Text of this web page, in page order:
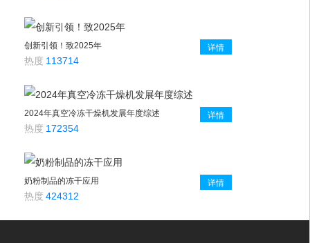
详情
创新引领！致2025年
热度 113714
详情
2024年真空冷冻干燥机发展年度综述
热度 172354
详情
奶粉制品的冻干应用
热度 424312